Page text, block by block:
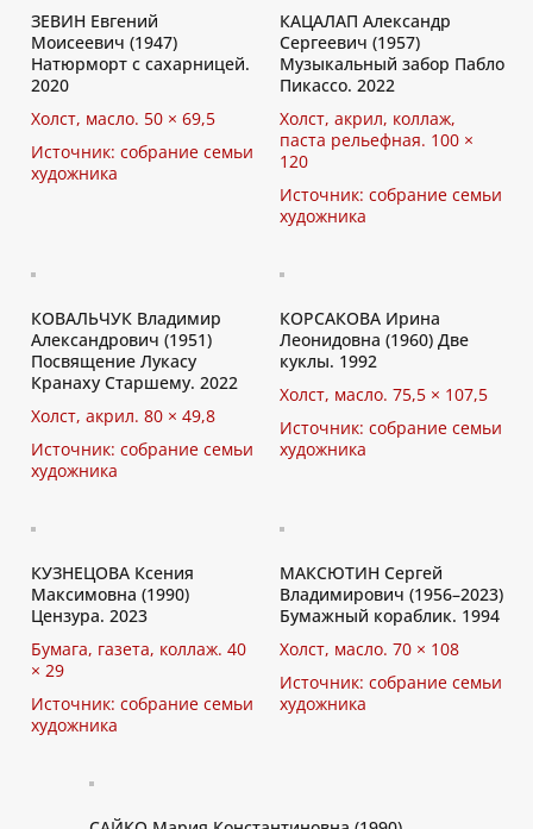
ЗЕВИН Евгений
Моисеевич (1947)
Натюрморт с сахарницей.
2020
Холст, масло. 50 × 69,5
Источник: собрание семьи
художника
КАЦАЛАП Александр
Сергеевич (1957)
Музыкальный забор Пабло
Пикассо. 2022
Холст, акрил, коллаж,
паста рельефная. 100 ×
120
Источник: собрание семьи
художника
КОВАЛЬЧУК Владимир
Александрович (1951)
Посвящение Лукасу
Кранаху Старшему. 2022
Холст, акрил. 80 × 49,8
Источник: собрание семьи
художника
КОРСАКОВА Ирина
Леонидовна (1960) Две
куклы. 1992
Холст, масло. 75,5 × 107,5
Источник: собрание семьи
художника
КУЗНЕЦОВА Ксения
Максимовна (1990)
Цензура. 2023
Бумага, газета, коллаж. 40
× 29
Источник: собрание семьи
художника
МАКСЮТИН Сергей
Владимирович (1956–2023)
Бумажный кораблик. 1994
Холст, масло. 70 × 108
Источник: собрание семьи
художника